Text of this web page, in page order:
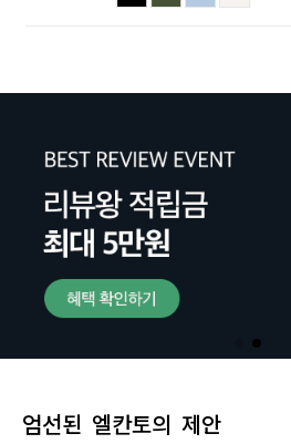
엄선된 엘칸토의 제안